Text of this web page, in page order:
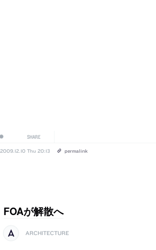
SHARE
2009.12.10 Thu 20:13 permalink
FOAが解散へ
ARCHITECTURE